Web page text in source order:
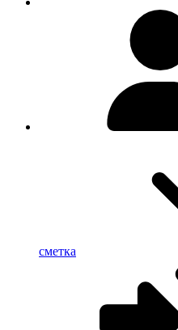
сметка